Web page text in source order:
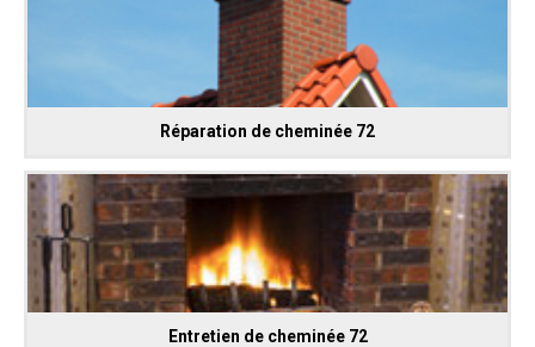
Réparation de cheminée 72
Entretien de cheminée 72